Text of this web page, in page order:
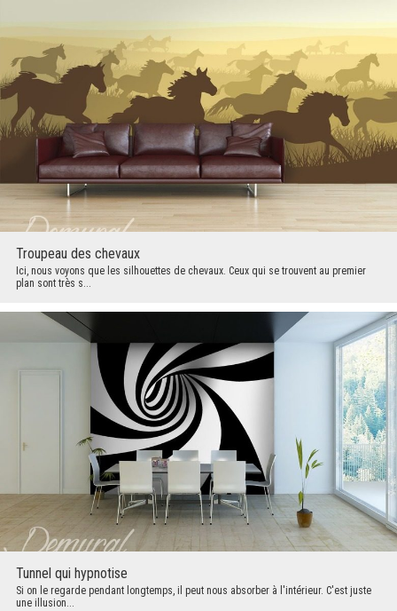
Troupeau des chevaux
Ici, nous voyons que les silhouettes de chevaux. Ceux qui se trouvent au premier
plan sont très s...
Tunnel qui hypnotise
Si on le regarde pendant longtemps, il peut nous absorber à l'intérieur. C'est juste
une illusion...